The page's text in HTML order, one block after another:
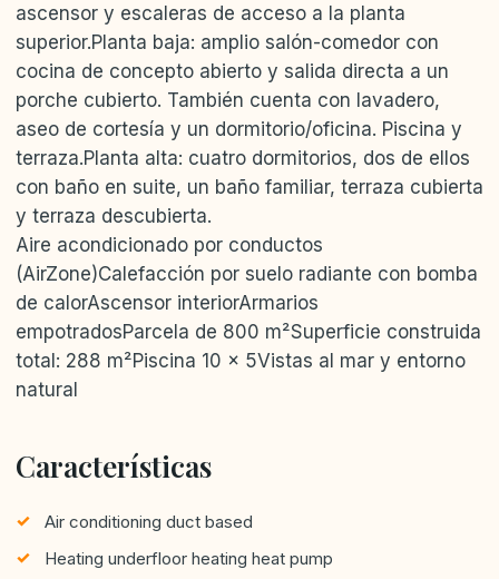
ascensor y escaleras de acceso a la planta
superior.Planta baja: amplio salón-comedor con
cocina de concepto abierto y salida directa a un
porche cubierto. También cuenta con lavadero,
aseo de cortesía y un dormitorio/oficina. Piscina y
terraza.Planta alta: cuatro dormitorios, dos de ellos
con baño en suite, un baño familiar, terraza cubierta
y terraza descubierta.
Aire acondicionado por conductos
(AirZone)Calefacción por suelo radiante con bomba
de calorAscensor interiorArmarios
empotradosParcela de 800 m²Superficie construida
total: 288 m²Piscina 10 x 5Vistas al mar y entorno
natural
Características
Air conditioning duct based
Heating underfloor heating heat pump